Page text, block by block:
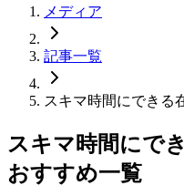
メディア
記事一覧
スキマ時間にできる
スキマ時間にで
おすすめ一覧